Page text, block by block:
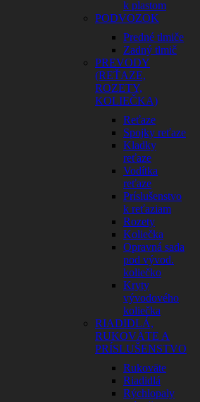
k plastom
PODVOZOK
Predné tlmiče
Zadný tlmič
PREVODY
(REŤAZE,
ROZETY,
KOLIEČKA)
Reťaze
Spojky reťaze
Kladky
reťaze
Vodítka
reťaze
Príslušenstvo
k reťaziam
Rozety
Koliečka
Opravná sada
pod vývod.
koliečko
Kryty
vývodového
koliečka
RIADIDLÁ,
RUKOVÄTE A
PRÍSLUŠENSTVO
Rukoväte
Riadidlá
Rýchlopaly